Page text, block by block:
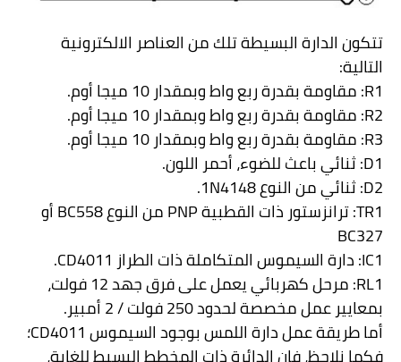
تتكون الدارة البسيطة تلك من العناصر الالكترونية
التالية:
R1: مقاومة بقدرة ربع واط وبمقدار 10 ميجا أوم.
R2: مقاومة بقدرة ربع واط وبمقدار 10 ميجا أوم.
R3: مقاومة بقدرة ربع واط وبمقدار 10 ميجا أوم.
D1: ثنائي باعث للضوء، أحمر اللون.
D2: ثنائي من النوع1N4148
.
TR1: ترانزستور ذات القطبيةPNPمن النوعBC558أو
BC327
IC1
:دارة السيموس المتكاملة ذات الطراز CD4011
.
RL1
:
مرحل كهربائي يعمل على فرق جهد 12 فولت،
بمعايير عمل مخصصة لحدود 250 فولت / 2 أمبير.
أما طريقة عمل دارة اللمس بوجود السيموس CD4011؛
فكما نلاحظ، فإن الدائرة ذات المخطط البسيط للغاية،